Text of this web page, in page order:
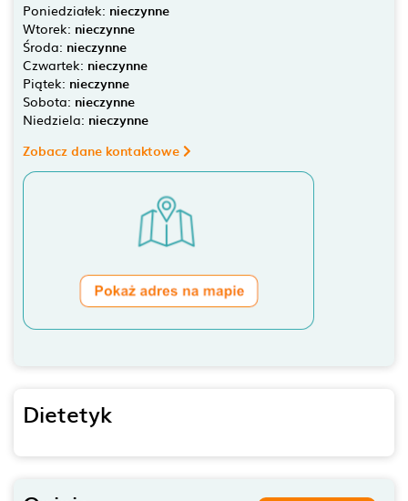
Poniedziałek: nieczynne
Wtorek: nieczynne
Środa: nieczynne
Czwartek: nieczynne
Piątek: nieczynne
Sobota: nieczynne
Niedziela: nieczynne
Zobacz dane kontaktowe
Dietetyk